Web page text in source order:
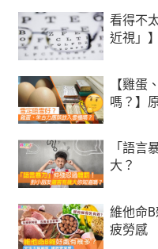
看得不
近視」】
【雞蛋
嗎？】
「語言
大？
維他命
疲勞感